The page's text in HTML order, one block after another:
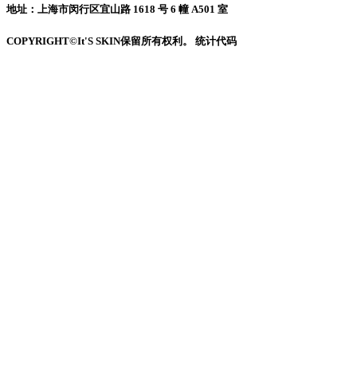
地址：上海市闵行区宜山路 1618 号 6 幢 A501 室
COPYRIGHT©It'S SKIN保留所有权利。 统计代码